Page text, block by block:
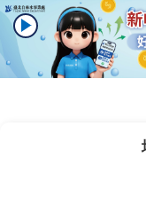
114-
郵件頻
及含病